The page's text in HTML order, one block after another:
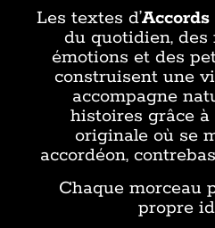
Les textes d’
du quotidien, des
émotions et des
construisent une
accompagne
histoires grâce
originale où se
accordéon,
Chaque morceau
propre